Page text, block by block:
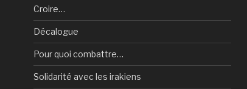
Croire…
Décalogue
Pour quoi combattre…
Solidarité avec les irakiens